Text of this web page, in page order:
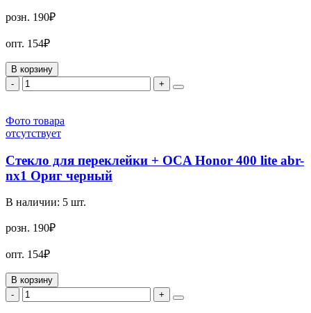
розн. 190₽
опт. 154₽
В корзину
-
+
Фото товара
отсутствует
Стекло для переклейки + OCA Honor 400 lite abr-
nx1 Ориг черный
В наличии: 5 шт.
розн. 190₽
опт. 154₽
В корзину
-
+